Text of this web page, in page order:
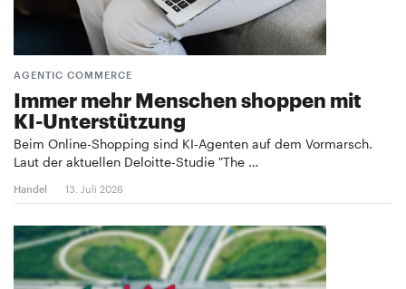
AGENTIC COMMERCE
Immer mehr Menschen shoppen mit
KI-Unterstützung
Beim Online-Shopping sind KI-Agenten auf dem Vormarsch.
Laut der aktuellen Deloitte-Studie "The …
Handel 13. Juli 2026